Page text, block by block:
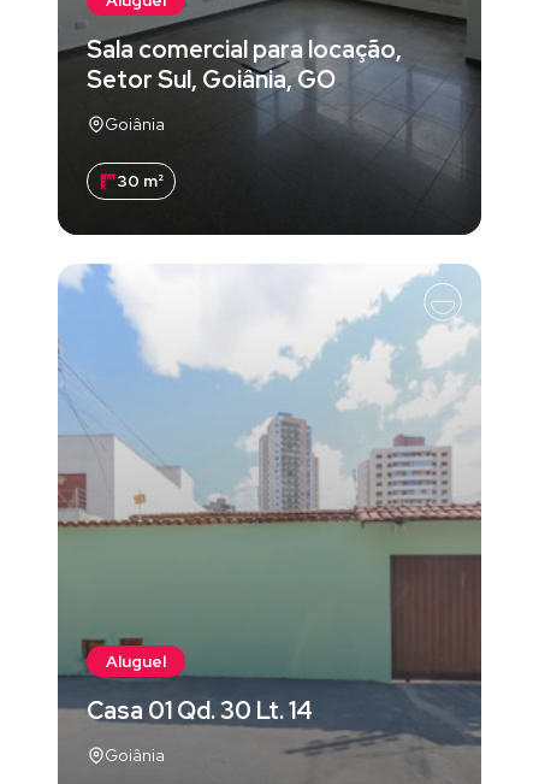
Sala comercial para locação,
Setor Sul, Goiânia, GO
Goiânia
30 m²
Aluguel
Casa 01 Qd. 30 Lt. 14
Goiânia